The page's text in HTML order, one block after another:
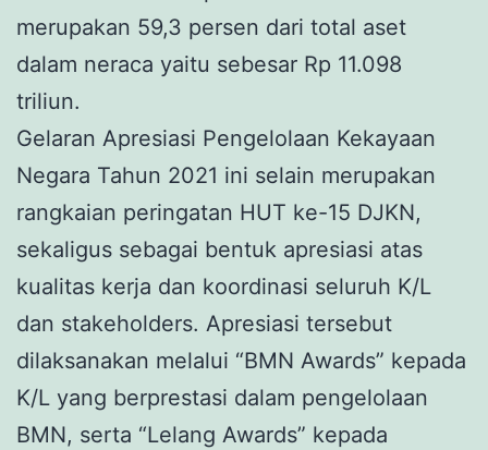
merupakan 59,3 persen dari total aset
dalam neraca yaitu sebesar Rp 11.098
triliun.
Gelaran Apresiasi Pengelolaan Kekayaan
Negara Tahun 2021 ini selain merupakan
rangkaian peringatan HUT ke-15 DJKN,
sekaligus sebagai bentuk apresiasi atas
kualitas kerja dan koordinasi seluruh K/L
dan stakeholders. Apresiasi tersebut
dilaksanakan melalui “BMN Awards” kepada
K/L yang berprestasi dalam pengelolaan
BMN, serta “Lelang Awards” kepada